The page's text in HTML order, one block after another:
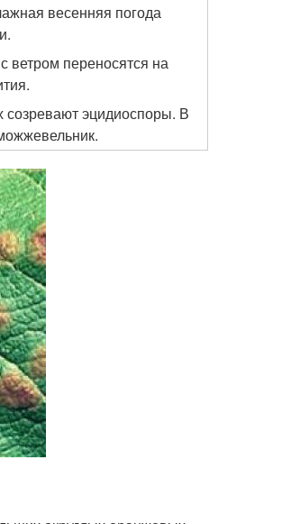
весенняя погода
ветром переносятся на
созревают эцидиоспоры. В